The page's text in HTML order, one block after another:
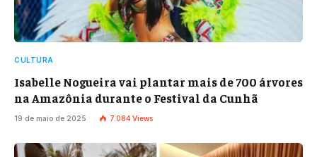
CULTURA
Isabelle Nogueira vai plantar mais de 700 árvores
na Amazônia durante o Festival da Cunhã
19 de maio de 2025 7.084 Views